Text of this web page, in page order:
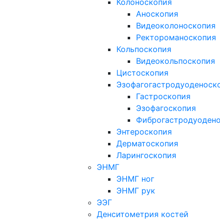
Колоноскопия
Аноскопия
Видеоколоноскопия
Ректороманоскопия
Кольпоскопия
Видеокольпоскопия
Цистоскопия
Гастроскопия
Эзофагоскопия
Энтероскопия
Дерматоскопия
Ларингоскопия
ЭНМГ
ЭНМГ ног
ЭНМГ рук
ЭЭГ
Денситометрия костей